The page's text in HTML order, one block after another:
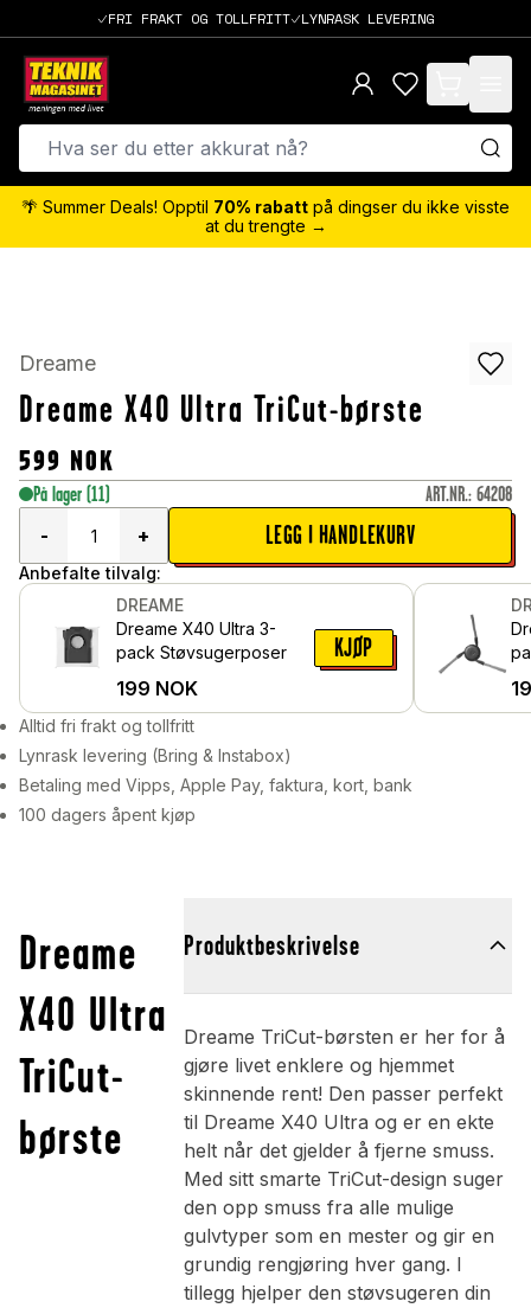
FRI FRAKT OG TOLLFRITT LYNRASK LEVERING
items in cart,
🌴 Summer Deals! Opptil 70% rabatt på dingser du ikke visste
at du trengte →
Dreame
Dreame X40 Ultra TriCut-børste
599 NOK
På lager (11) ART.NR.: 64208
-
+ LEGG I HANDLEKURV
Anbefalte tilvalg:
DREAME
Dreame X40 Ultra 3-
pack Støvsugerposer
199 NOK
KJØP
Alltid fri frakt og tollfritt
Lynrask levering (Bring & Instabox)
Betaling med Vipps, Apple Pay, faktura, kort, bank
100 dagers åpent kjøp
Dreame
X40 Ultra
TriCut-
børste
Produktbeskrivelse
Dreame TriCut-børsten er her for å
gjøre livet enklere og hjemmet
skinnende rent! Den passer perfekt
til Dreame X40 Ultra og er en ekte
helt når det gjelder å fjerne smuss.
Med sitt smarte TriCut-design suger
den opp smuss fra alle mulige
gulvtyper som en mester og gir en
grundig rengjøring hver gang. I
tillegg hjelper den støvsugeren din